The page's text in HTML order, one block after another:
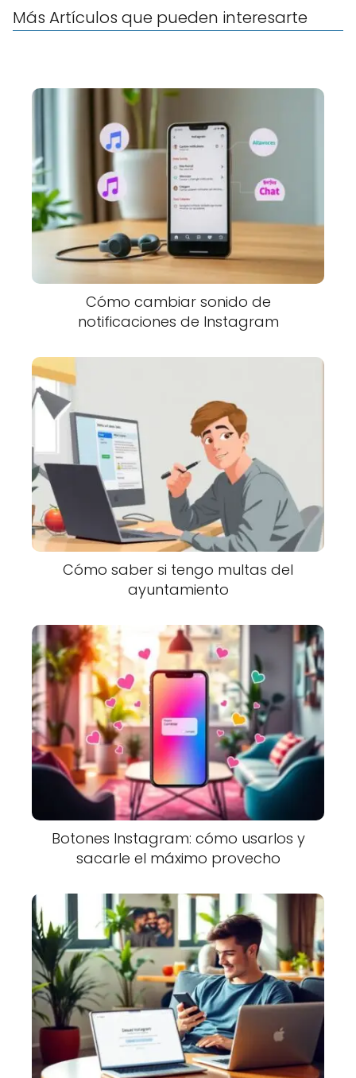
Más Artículos que pueden interesarte
Cómo cambiar sonido de
notificaciones de Instagram
Cómo saber si tengo multas del
ayuntamiento
Botones Instagram: cómo usarlos y
sacarle el máximo provecho